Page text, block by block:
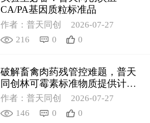
CA/PA基因质粒标准品
作者：普天同创
2026-07-27
216
0 0
破解畜禽肉药残管控难题，普天
同创林可霉素标准物质提供计量
支撑
作者：普天同创
2026-07-27
146
0 0